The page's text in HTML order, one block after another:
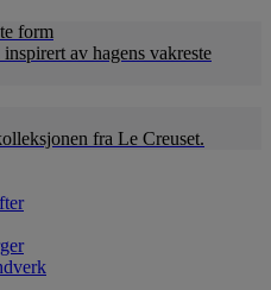
form
av hagens vakreste
fra Le Creuset.